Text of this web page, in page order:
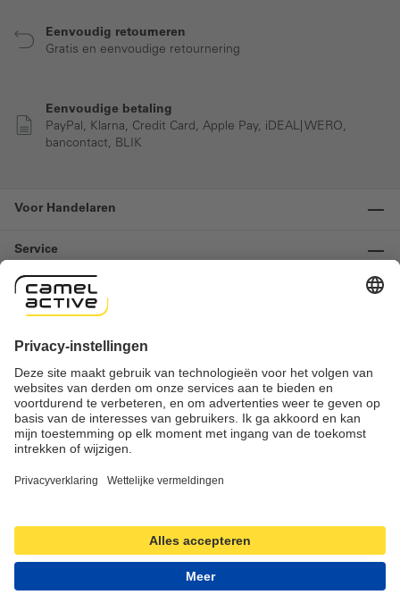
Eenvoudig retourneren
Gratis en eenvoudige retournering
Eenvoudige betaling
PayPal, Klarna, Credit Card, Apple Pay, iDEAL| WERO,
bancontact, BLIK
Voor Handelaren
Service
Informatie
Important links
Herroeping